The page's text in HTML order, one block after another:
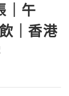
｜午
｜香港